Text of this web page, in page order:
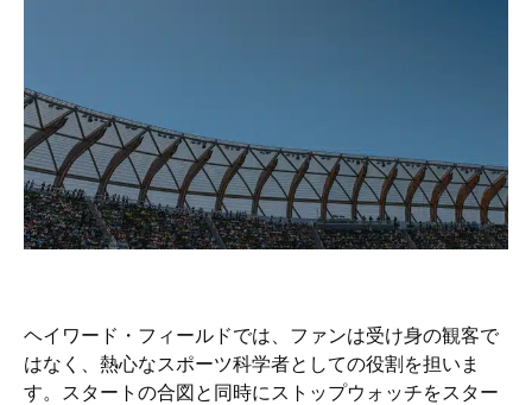
ヘイワード・フィールドでは、ファンは受け身の観客で
はなく、熱心なスポーツ科学者としての役割を担いま
す。スタートの合図と同時にストップウォッチをスター